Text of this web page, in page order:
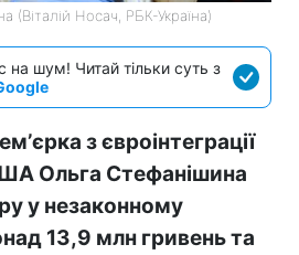
(Віталій Носач, РБК-Україна)
на шум! Читай тільки суть з
з євроінтеграції
Ольга Стефанішина
у незаконному
13,9 млн гривень та